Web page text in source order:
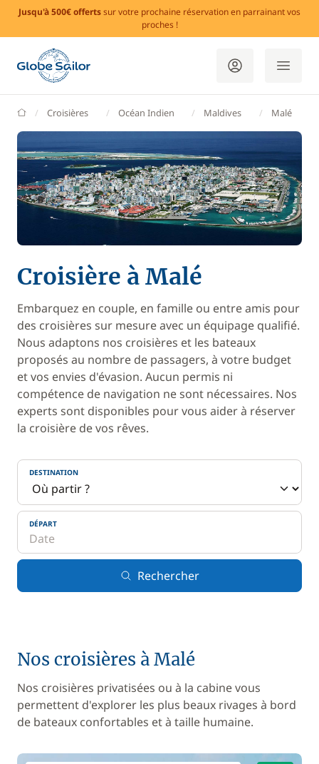
Jusqu'à 500€ offertssur votre prochaine réservation en parrainant vos
proches !
GlobeSailor
Croisières Océan Indien Maldives Malé
Croisière à Malé
Embarquez en couple, en famille ou entre amis pour
des croisières sur mesure avec un équipage qualifié.
Nous adaptons nos croisières et les bateaux
proposés au nombre de passagers, à votre budget
et vos envies d'évasion. Aucun permis ni
compétence de navigation ne sont nécessaires. Nos
experts sont disponibles pour vous aider à réserver
la croisière de vos rêves.
DESTINATION
DÉPART
Rechercher
Nos croisières à Malé
Nos croisières privatisées ou à la cabine vous
permettent d'explorer les plus beaux rivages à bord
de bateaux confortables et à taille humaine.